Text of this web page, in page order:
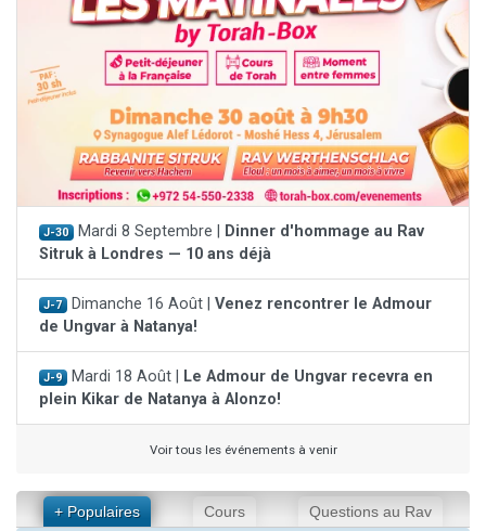
J-30 Mardi 8 Septembre |
Dinner d'hommage au Rav
Sitruk à Londres — 10 ans déjà
J-7 Dimanche 16 Août | Venez rencontrer le Admour
de Ungvar à Natanya!
J-9 Mardi 18 Août |
Le Admour de Ungvar recevra en
plein Kikar de Natanya à Alonzo!
Voir tous les événements à venir
+ Populaires Cours Questions au Rav